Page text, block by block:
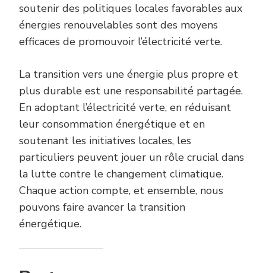
soutenir des politiques locales favorables aux
énergies renouvelables sont des moyens
efficaces de promouvoir l’électricité verte.
La transition vers une énergie plus propre et
plus durable est une responsabilité partagée.
En adoptant l’électricité verte, en réduisant
leur consommation énergétique et en
soutenant les initiatives locales, les
particuliers peuvent jouer un rôle crucial dans
la lutte contre le changement climatique.
Chaque action compte, et ensemble, nous
pouvons faire avancer la transition
énergétique.